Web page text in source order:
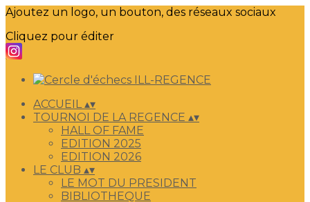
Ajoutez un logo, un bouton, des réseaux sociaux
Cliquez pour éditer
ACCUEIL▴▾
TOURNOI DE LA REGENCE ▴▾
HALL OF FAME
EDITION 2025
EDITION 2026
LE CLUB ▴▾
LE MOT DU PRESIDENT
BIBLIOTHEQUE